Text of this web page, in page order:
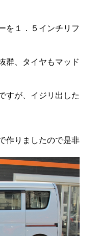
を１．５インチリフ
群、タイヤもマッド
すが、イジリ出した
作りましたので是非